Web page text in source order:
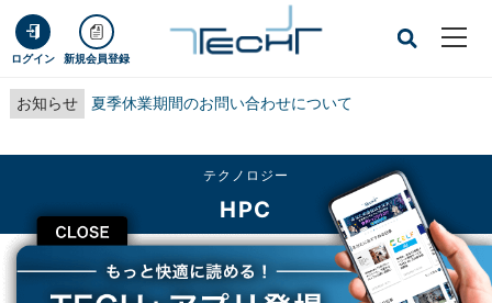
ログイン 新規会員登録
お知らせ 夏季休業期間のお問い合わせについて
CLOSE
テクノロジー
HPC
TECH+ テクノロジー
HPC